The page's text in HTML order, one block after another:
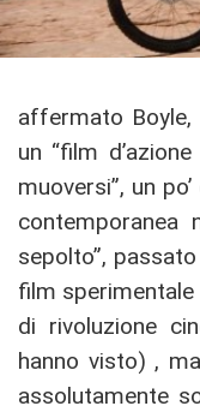
affermato
un “film
muoversi”, un
contemporanea
sepolto”,
film
di rivoluzione
hanno visto) ,
assolutamente